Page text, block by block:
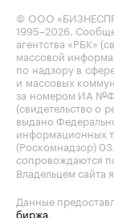
© ООО
1995–2026 .
агентства «РБК»
массовой
по надзору в
и массовых
за номером ИА
(свидетельство о
выдано
информационных
(Роскомнадзор)
сопровождаются
Владельцем сайта
Данные
биржа